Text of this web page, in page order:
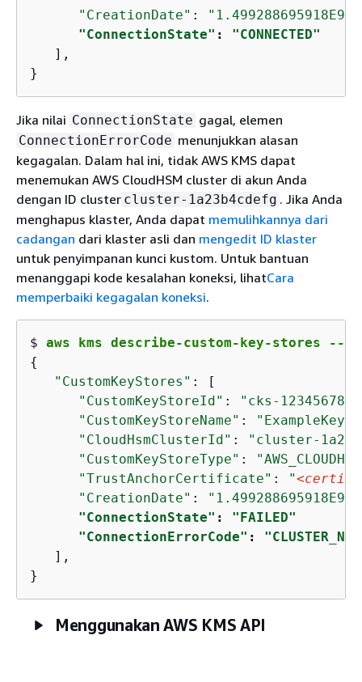
"CreationDate" : "1.499288695918E9"
"ConnectionState" : "CONNECTED"
   ],
}
Jika nilai ConnectionState gagal, elemen
ConnectionErrorCode menunjukkan alasan
kegagalan. Dalam hal ini, tidak AWS KMS dapat
menemukan AWS CloudHSM cluster di akun Anda
dengan ID cluster cluster-1a23b4cdefg . Jika Anda
menghapus klaster, Anda dapat memulihkannya dari
cadangan dari klaster asli dan mengedit ID klaster
untuk penyimpanan kunci kustom. Untuk bantuan
menanggapi kode kesalahan koneksi, lihatCara
memperbaiki kegagalan koneksi.
$ aws kms describe-custom-key-stores --
{
"CustomKeyStores" : [
"CustomKeyStoreId" :
"cks-
"CustomKeyStoreName" :
"CloudHsmClusterId" :
"cluster-
"CustomKeyStoreType" :
"TrustAnchorCertificate" : "
"CreationDate" : "1.499288695918E9"
"ConnectionState" : "FAILED"
"ConnectionErrorCode" :
   ],
}
Menggunakan AWS KMS API